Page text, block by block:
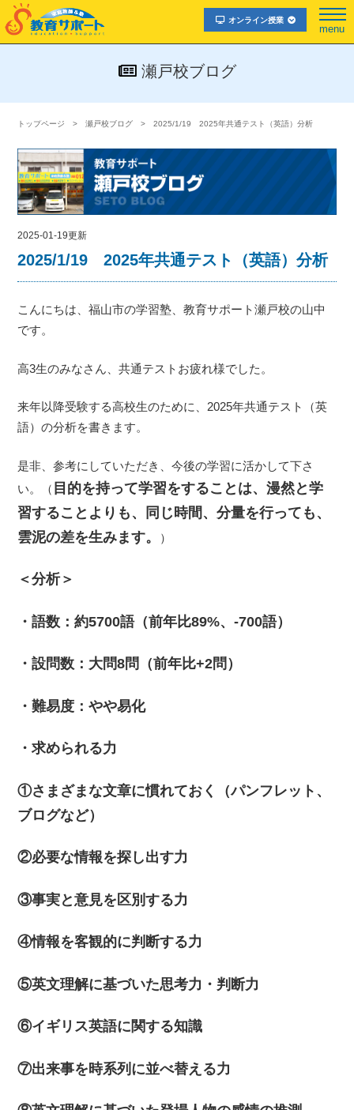
オンライン授業
menu
瀬戸校ブログ
トップページ 瀬戸校ブログ 2025/1/19 2025年共通テスト（英語）分析
2025-01-19更新
2025/1/19 2025年共通テスト（英語）分析
こんにちは、福山市の学習塾、教育サポート瀬戸校の山中
です。
高3生のみなさん、共通テストお疲れ様でした。
来年以降受験する高校生のために、2025年共通テスト（英
語）の分析を書きます。
是非、参考にしていただき、今後の学習に活かして下さ
い。（ 目的を持って学習をすることは、漫然と学
習することよりも、同じ時間、分量を行っても、
雲泥の差を生みます。
）
＜分析＞
・語数：約5700語（前年比89%、-700語）
・設問数：大問8問（前年比+2問）
・難易度：やや易化
・求められる力
①さまざまな文章に慣れておく（パンフレット、
ブログなど）
②必要な情報を探し出す力
③事実と意見を区別する力
④情報を客観的に判断する力
⑤英文理解に基づいた思考力・判断力
⑥イギリス英語に関する知識
⑦出来事を時系列に並べ替える力